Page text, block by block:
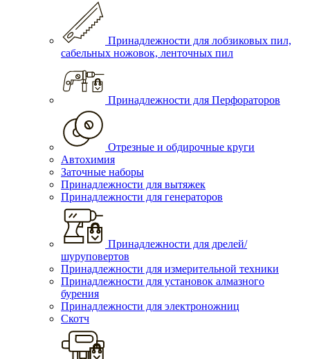
Принадлежности для лобзиковых пил,
сабельных ножовок, ленточных пил
Принадлежности для Перфораторов
Отрезные и обдирочные круги
Автохимия
Заточные наборы
Принадлежности для вытяжек
Принадлежности для генераторов
Принадлежности для дрелей/
шуруповертов
Принадлежности для измерительной техники
Принадлежности для установок алмазного
бурения
Принадлежности для электроножниц
Скотч